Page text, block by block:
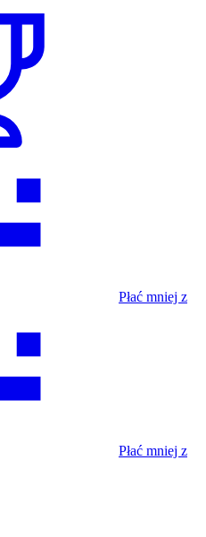
Płać mniej z
Płać mniej z